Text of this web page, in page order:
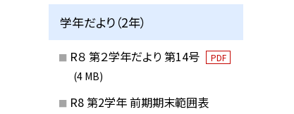
学年だより（2年）
R８ 第２学年だより 第14号 PDF
(4 MB)
R8 第2学年 前期期末範囲表